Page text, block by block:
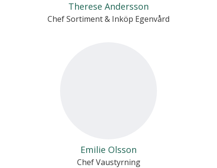
Therese Andersson
Chef Sortiment & Inköp Egenvård
Emilie Olsson
Chef Vaustyrning